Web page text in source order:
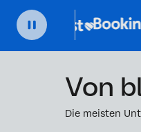
Von
Die meisten